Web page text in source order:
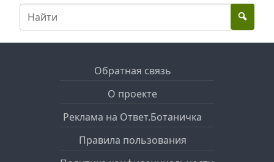
Обратная связь
О проекте
Реклама на Ответ.Ботаничка
Правила пользования